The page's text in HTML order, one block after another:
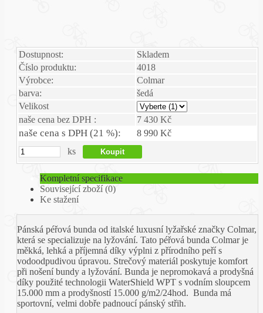
Dostupnost:
Skladem
Číslo produktu:
4018
Výrobce:
Colmar
barva:
šedá
Velikost
naše cena bez DPH :
7 430 Kč
naše cena s DPH (21 %):
8 990 Kč
ks
Kompletní specifikace
Související zboží (0)
Ke stažení
Pánská péřová bunda od italské luxusní lyžařské značky Colmar,
která se specializuje na lyžování. Tato péřová bunda Colmar je
měkká, lehká a příjemná díky výplni z přírodního peří s
vodoodpudivou úpravou. Strečový materiál poskytuje komfort
při nošení bundy a lyžování. Bunda je nepromokavá a prodyšná
díky použité technologii WaterShield WPT s vodním sloupcem
15.000 mm a prodyšností 15.000 g/m2/24hod. Bunda má
sportovní, velmi dobře padnoucí pánský střih.